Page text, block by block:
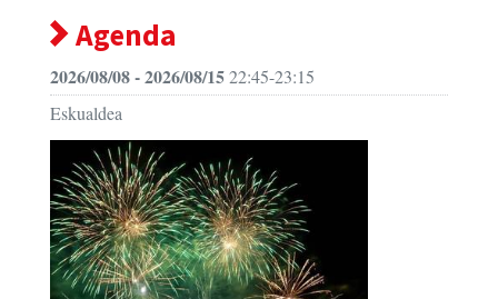
Agenda
2026/08/08 - 2026/08/1522:45-23:15
Eskualdea